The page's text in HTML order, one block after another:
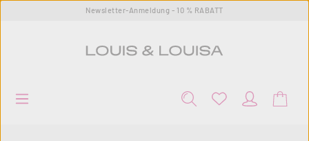
Zum Hauptinhalt springenNewsletter-Anmeldung - 10 % RABATT